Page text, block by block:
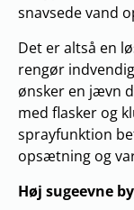
snavsede vand
Det er altså en
rengør
ønsker en jævn
med flasker og
sprayfunktion
opsætning og
Høj sugeevne